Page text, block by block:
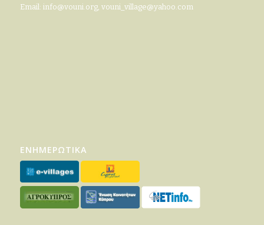
Email: info@vouni.org, vouni_village@yahoo.com
ΕΝΗΜΕΡΩΤΙΚΑ